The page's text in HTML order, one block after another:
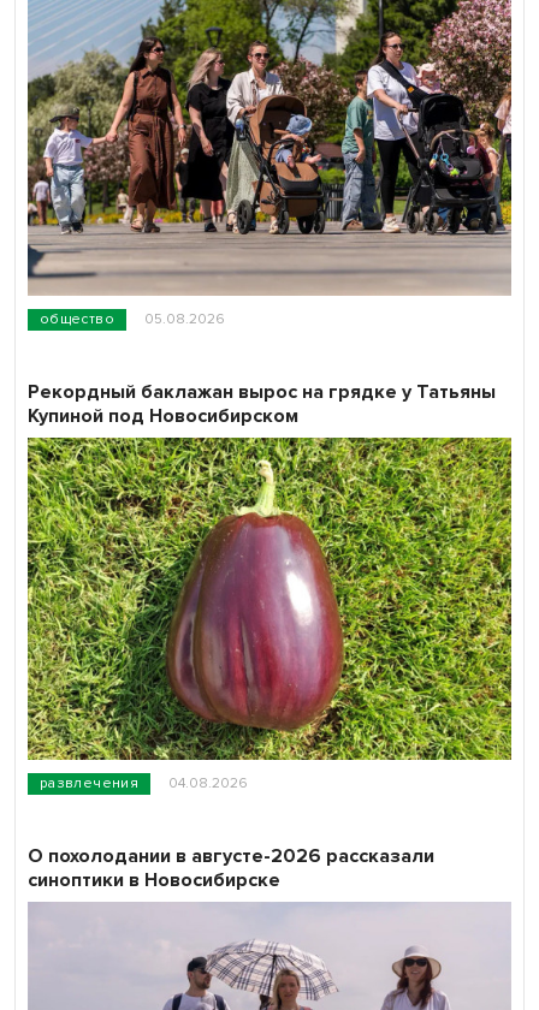
общество 05.08.2026
развлечения 04.08.2026
Рекордный баклажан вырос на грядке у Татьяны
Купиной под Новосибирском
О похолодании в августе-2026 рассказали
синоптики в Новосибирске